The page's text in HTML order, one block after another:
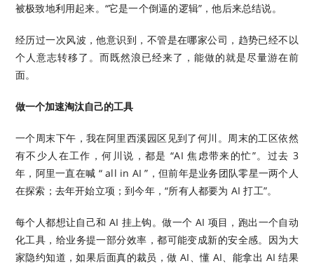
被极致地利用起来。“它是一个倒逼的逻辑”，他后来总结说。
经历过一次风波，他意识到，不管是在哪家公司，趋势已经不以
个人意志转移了。而既然浪已经来了，能做的就是尽量游在前
面。
做一个加速淘汰自己的工具
一个周末下午，我在阿里西溪园区见到了何川。周末的工区依然
有不少人在工作，何川说，都是 “AI 焦虑带来的忙”。过去 3
年，阿里一直在喊 “ all in AI ”，但前年是业务团队零星一两个人
在探索；去年开始立项；到今年，“所有人都要为 AI 打工”。
每个人都想让自己和 AI 挂上钩。做一个 AI 项目，跑出一个自动
化工具，给业务提一部分效率，都可能变成新的安全感。因为大
家隐约知道，如果后面真的裁员，做 AI、懂 AI、能拿出 AI 结果